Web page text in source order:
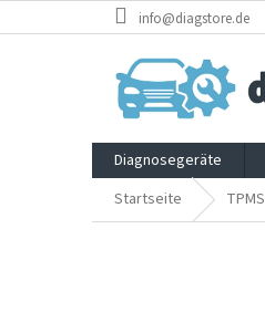
Inhalt
info@diagstore.de
Diagnosegeräte
Startseite
TPMS